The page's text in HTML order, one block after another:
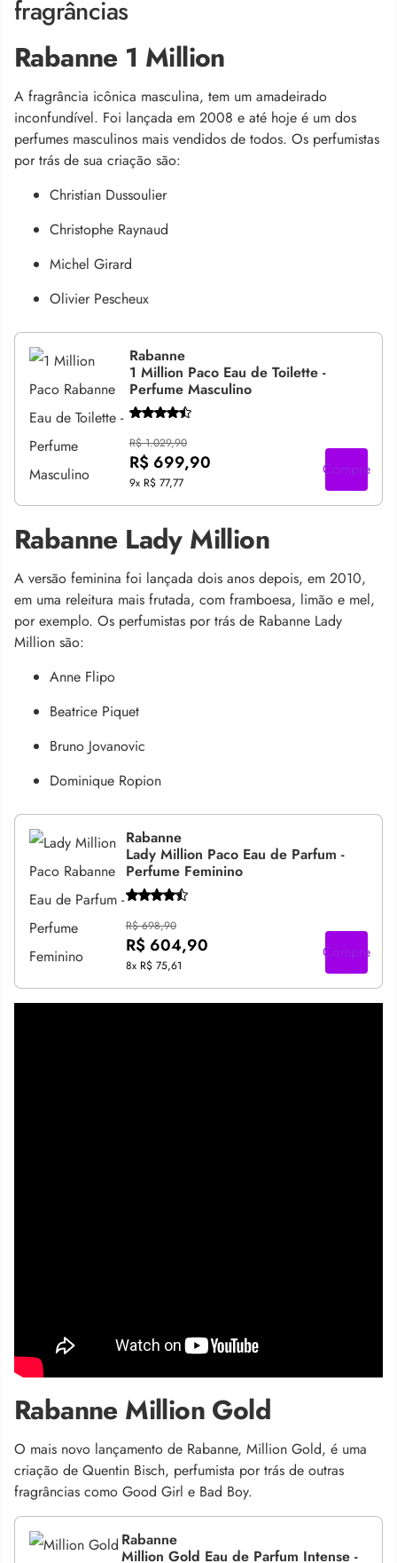
fragrâncias
Rabanne 1 Million
A fragrância icônica masculina, tem um amadeirado
inconfundível. Foi lançada em 2008 e até hoje é um dos
perfumes masculinos mais vendidos de todos. Os perfumistas
por trás de sua criação são:
Christian Dussoulier
Christophe Raynaud
Michel Girard
Olivier Pescheux
Rabanne
1 Million Paco Eau de Toilette -
Perfume Masculino
R$ 1.029,90
R$ 699,90
9x R$ 77,77
Compre
Rabanne Lady Million
A versão feminina foi lançada dois anos depois, em 2010,
em uma releitura mais frutada, com framboesa, limão e mel,
por exemplo. Os perfumistas por trás de Rabanne Lady
Million são:
Anne Flipo
Beatrice Piquet
Bruno Jovanovic
Dominique Ropion
Rabanne
Lady Million Paco Eau de Parfum -
Perfume Feminino
R$ 698,90
R$ 604,90
8x R$ 75,61
Compre
Rabanne Million Gold
O mais novo lançamento de Rabanne, Million Gold, é uma
criação de Quentin Bisch, perfumista por trás de outras
fragrâncias como Good Girl e Bad Boy.
Rabanne
Million Gold Eau de Parfum Intense -